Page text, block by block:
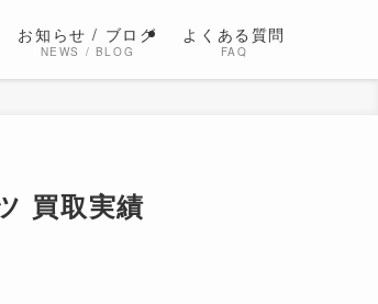
お知らせ / ブログ
NEWS / BLOG
よくある質問
FAQ
買取実績